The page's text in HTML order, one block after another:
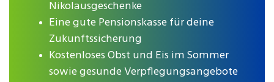
Nikolausgeschenke
Eine gute Pensionskasse für deine
Zukunftssicherung
Kostenloses Obst und Eis im Sommer
sowie gesunde Verpflegungsangebote